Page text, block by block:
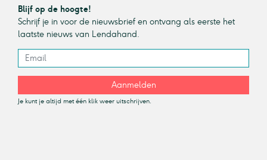
Blijf op de hoogte!
Schrijf je in voor de nieuwsbrief en ontvang als eerste het
laatste nieuws van Lendahand.
Aanmelden
Je kunt je altijd met één klik weer uitschrijven.